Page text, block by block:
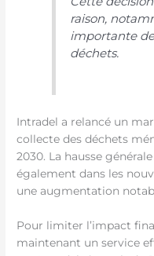
raison,
importante
déchets.
Intradel a relancé un
collecte des déchets
2030. La hausse
également dans les
une augmentation
Pour limiter l’impact
maintenant un service